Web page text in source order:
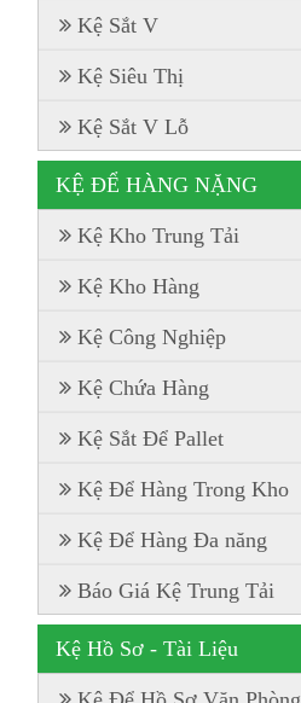
Kệ Sắt V
Kệ Siêu Thị
Kệ Sắt V Lỗ
KỆ ĐỂ HÀNG NẶNG
Kệ Kho Trung Tải
Kệ Kho Hàng
Kệ Công Nghiệp
Kệ Chứa Hàng
Kệ Sắt Để Pallet
Kệ Để Hàng Trong Kho
Kệ Để Hàng Đa năng
Báo Giá Kệ Trung Tải
Kệ Hồ Sơ - Tài Liệu